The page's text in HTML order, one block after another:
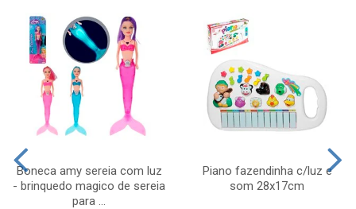
Boneca amy sereia com luz
- brinquedo magico de sereia
para ...
Piano fazendinha c/luz e
som 28x17cm